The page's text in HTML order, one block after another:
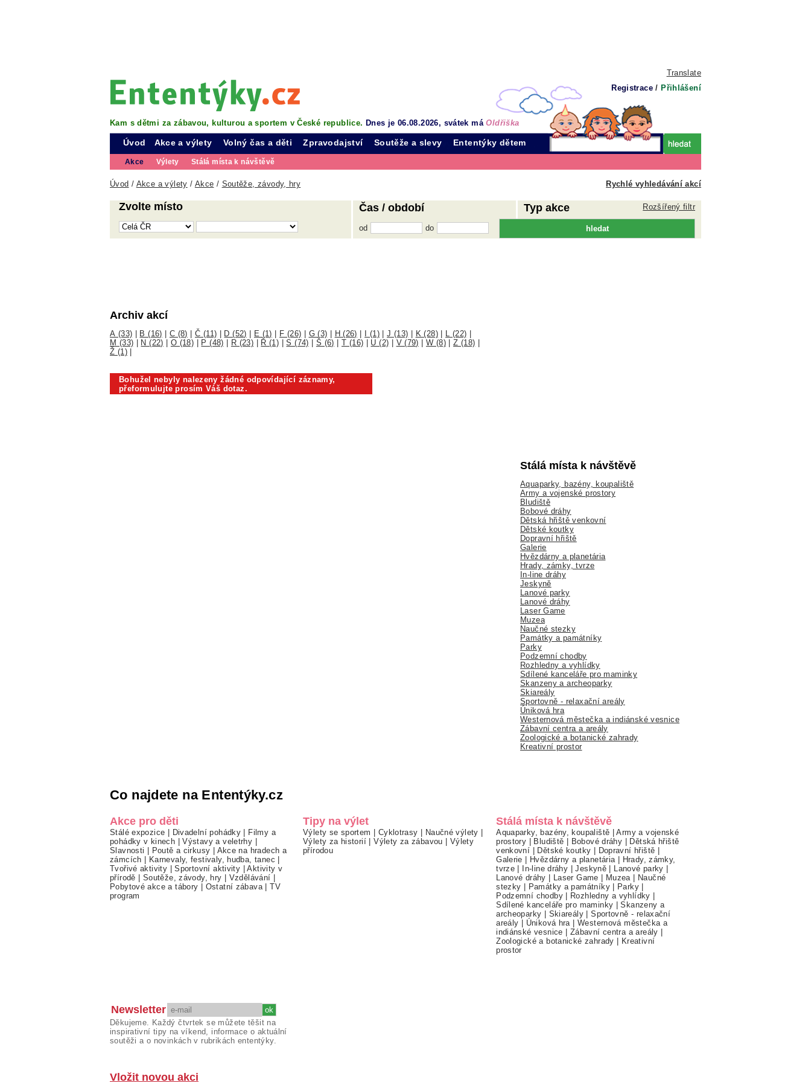
Translate
Registrace / Přihlášení
Kam s dětmi za zábavou, kulturou a sportem v České republice. Dnes je 06.08.2026, svátek máOldřiška
Úvod Akce a výlety
Akce Výlety Stálá místa k návštěvě
Volný čas a děti Zpravodajství Soutěže a slevy Ententýky dětem
Rychlé vyhledávání akcí
Úvod / Akce a výlety / Akce / Soutěže, závody, hry
Zvolte místo Čas / období
od do
Typ akce Rozšířený filtr
Archiv akcí
A (33) B (16) C (8) |Č (11) D (52) E (1) F (26) G (3) H (26) I (1)|J (13) K (28)| L (22)
M (33)
N (22) O (18) P (48) R (23) Ř (1) |S (74) Š (6) T (16) U (2) V (79) W (8)|Z (18)
Ž (1)|
Bohužel nebyly nalezeny žádné odpovídající záznamy,
přeformulujte prosím Váš dotaz.
Stálá místa k návštěvě
Aquaparky, bazény, koupaliště
Army a vojenské prostory
Bludiště
Bobové dráhy
Dětská hřiště venkovní
Dětské koutky
Dopravní hřiště
Galerie
Hvězdárny a planetária
Hrady, zámky, tvrze
In-line dráhy
Jeskyně
Lanové parky
Lanové dráhy
Laser Game
Muzea
Naučné stezky
Památky a památníky
Parky
Podzemní chodby
Rozhledny a vyhlídky
Sdílené kanceláře pro maminky
Skanzeny a archeoparky
Skiareály
Sportovně - relaxační areály
Úniková hra
Westernová městečka a indiánské vesnice
Zábavní centra a areály
Zoologické a botanické zahrady
Kreativní prostor
Co najdete na Ententýky.cz
Akce pro děti
Stálé expozice Divadelní pohádky
Filmy a
pohádky v kinech |Výstavy a veletrhy
Slavnosti
Poutě a cirkusy
Akce na hradech a
zámcích
Karnevaly, festivaly, hudba, tanec
Tvořivé aktivity |Sportovní aktivity |Aktivity v
přírodě
Soutěže, závody, hry Vzdělávání
Pobytové akce a tábory
Ostatní zábava|TV
program
Tipy na výlet
Výlety se sportem Cyklotrasy Naučné výlety
Výlety za historií |Výlety za zábavou
Výlety
přírodou
Stálá místa k návštěvě
Aquaparky, bazény, koupaliště |Army a vojenské
prostory
Bludiště Bobové dráhy
Dětská hřiště
venkovní
Dětské koutky Dopravní hřiště
Galerie
Hvězdárny a planetária|
Hrady, zámky,
tvrze
In-line dráhy |Jeskyně Lanové parky
Lanové dráhy
Laser Game Muzea|
Naučné
stezky
Památky a památníky| Parky
Podzemní chodby| Rozhledny a vyhlídky
Sdílené kanceláře pro maminky |Skanzeny a
archeoparky
Skiareály |Sportovně - relaxační
areály
Úniková hra|Westernová městečka a
indiánské vesnice
Zábavní centra a areály
Zoologické a botanické zahrady
Kreativní
prostor
Newsletter
Děkujeme. Každý čtvrtek se můžete těšit na
inspirativní tipy na víkend, informace o aktuální
soutěži a o novinkách v rubrikách ententýky.
Vložit novou akci